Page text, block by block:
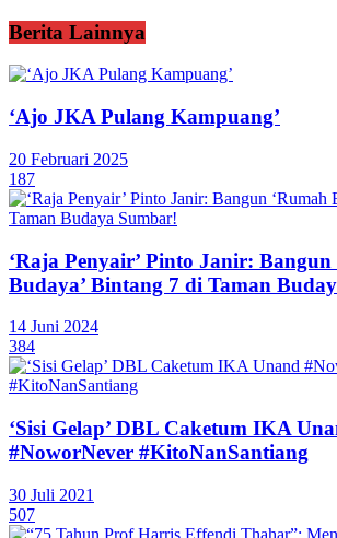
Berita Lainnya
‘Ajo JKA Pulang Kampuang’
20 Februari 2025
187
‘Raja Penyair’ Pinto Janir: Bangun
Budaya’ Bintang 7 di Taman
14 Juni 2024
384
‘Sisi Gelap’ DBL Caketum IKA
#NoworNever #KitoNanSantiang
30 Juli 2021
507